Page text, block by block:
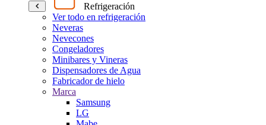
Refrigeración
Ver todo en refrigeración
Neveras
Nevecones
Congeladores
Minibares y Vineras
Dispensadores de Agua
Fabricador de hielo
Marca
Samsung
LG